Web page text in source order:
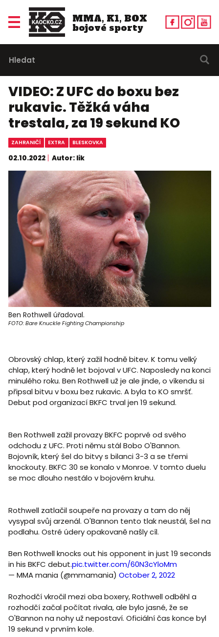
MMA, K1, BOX
bojové sporty
VIDEO: Z UFC do boxu bez
rukavic. Těžká váha
trestala, za 19 sekund KO
ZAHRANIČÍ EXTRA BLESKOVKA
02.10.2022 Autor: lik
Ben Rothwell úřadoval.
FOTO: Bare Knuckle Fighting Championship
Obrovský chlap, který zažil hodně bitev. K tomu velký
chlap, který hodně let bojoval v UFC. Naposledy na konci
minulého roku. Ben Rothwell už je ale jinde, o víkendu si
připsal bitvu v boxu bez rukavic. A byla to KO smršť.
Debut pod organizací BKFC trval jen 19 sekund.
Ben Rothwell zažil provazy BKFC poprvé od svého
odchodu z UFC. Proti němu stál Bobo O'Bannon.
Bojovník, který šel do bitvy s bilanci 3-3 a se třemi
knockouty. BKFC 30 se konalo v Monroe. V tomto duelu
se moc dlouho nestálo v bojovém kruhu.
Rothwell zatlačil soupeře na provazy a tam do něj
vysypal svůj arzenál. O'Bannon tento tlak neustál, šel na
podlahu. Ostré údery opakovaně našly cíl.
Ben Rothwell knocks out his opponent in just 19 seconds
in his BKFC debut.pic.twitter.com/60N3cYloMm
— MMA mania (@mmamania) October 2, 2022
Rozhodčí vkročil mezi oba boxery, Rothwell odběhl a
rozhodčí začal počítat rivala, ale bylo jasné, že se
O'Bannon na nohy už nepostaví. Oficiální čas konce byl
19 sekund v prvním kole.